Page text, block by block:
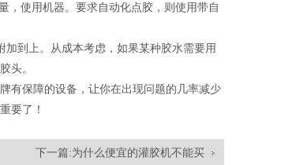
，使用机器。要求自动化点胶，则使用带自
到上。从成本考虑，如果某种胶水需要用
头。
有保障的设备，让你在出现问题的几率减少
要了！
下一篇:为什么便宜的灌胶机不能买